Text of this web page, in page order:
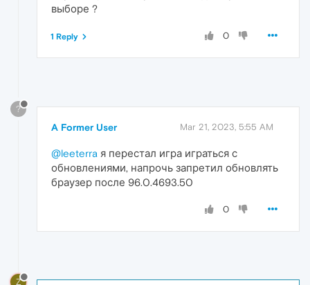
выборе ?
0
1 Reply
?
A Former User Mar 21, 2023, 5:55 AM
@leeterra я перестал игра играться с
обновлениями, напрочь запретил обновлять
браузер после 96.0.4693.50
0
Z